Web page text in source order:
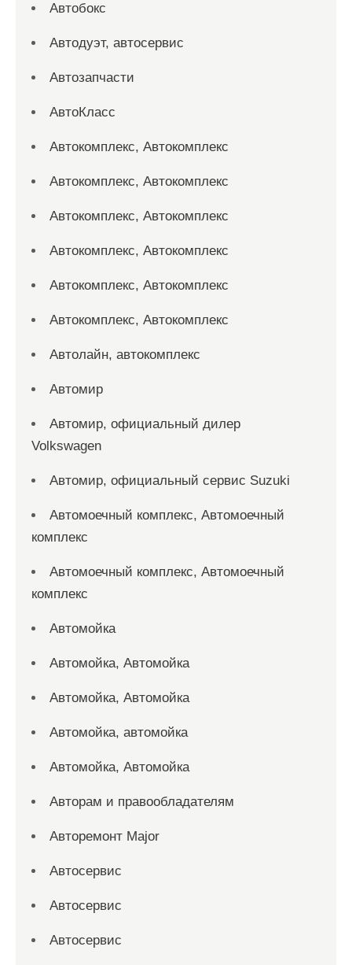
Автобокс
Автодуэт, автосервис
Автозапчасти
АвтоКласс
Автокомплекс, Автокомплекс
Автокомплекс, Автокомплекс
Автокомплекс, Автокомплекс
Автокомплекс, Автокомплекс
Автокомплекс, Автокомплекс
Автокомплекс, Автокомплекс
Автолайн, автокомплекс
Автомир
Автомир, официальный дилер
Volkswagen
Автомир, официальный сервис Suzuki
Автомоечный комплекс, Автомоечный
комплекс
Автомоечный комплекс, Автомоечный
комплекс
Автомойка
Автомойка, Автомойка
Автомойка, Автомойка
Автомойка, автомойка
Автомойка, Автомойка
Авторам и правообладателям
Авторемонт Major
Автосервис
Автосервис
Автосервис